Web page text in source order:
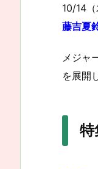
10/14（
藤吉夏
メジャ
を展開